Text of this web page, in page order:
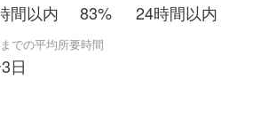
間以内 83% 24時間以内
での平均所要時間
日